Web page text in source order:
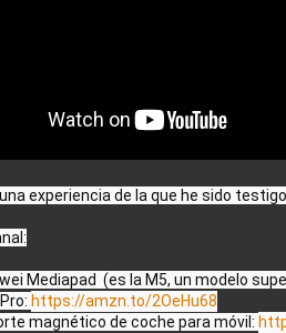
experiencia de la que he sido
Mediapad  (es la M5, un modelo
https://amzn.to/2OeHu68
magnético de coche para móvil: